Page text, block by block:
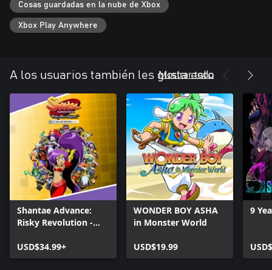
Cosas guardadas en la nube de Xbox
Xbox Play Anywhere
A los usuarios también les gusta esto
Mostrar todo
Shantae Advance:
Risky Revolution -
USD$34.99+
WONDER BOY ASHA
in Monster World
USD$19.99
9